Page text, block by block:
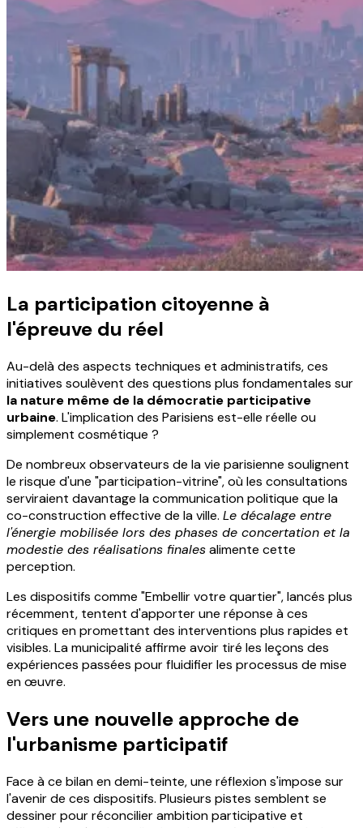
La participation citoyenne à
l'épreuve du réel
Au-delà des aspects techniques et administratifs, ces
initiatives soulèvent des questions plus fondamentales sur
la nature même de la démocratie participative
urbaine. L'implication des Parisiens est-elle réelle ou
simplement cosmétique ?
De nombreux observateurs de la vie parisienne soulignent
le risque d'une "participation-vitrine", où les consultations
serviraient davantage la communication politique que la
co-construction effective de la ville. Le décalage entre
l'énergie mobilisée lors des phases de concertation et la
modestie des réalisations finalesalimente cette
perception.
Les dispositifs comme "Embellir votre quartier", lancés plus
récemment, tentent d'apporter une réponse à ces
critiques en promettant des interventions plus rapides et
visibles. La municipalité affirme avoir tiré les leçons des
expériences passées pour fluidifier les processus de mise
en œuvre.
Vers une nouvelle approche de
l'urbanisme participatif
Face à ce bilan en demi-teinte, une réflexion s'impose sur
l'avenir de ces dispositifs. Plusieurs pistes semblent se
dessiner pour réconcilier ambition participative et